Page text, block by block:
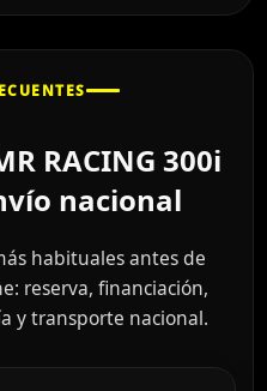
RACING 300i
nacional
habituales antes de
reserva, financiación,
y transporte nacional.